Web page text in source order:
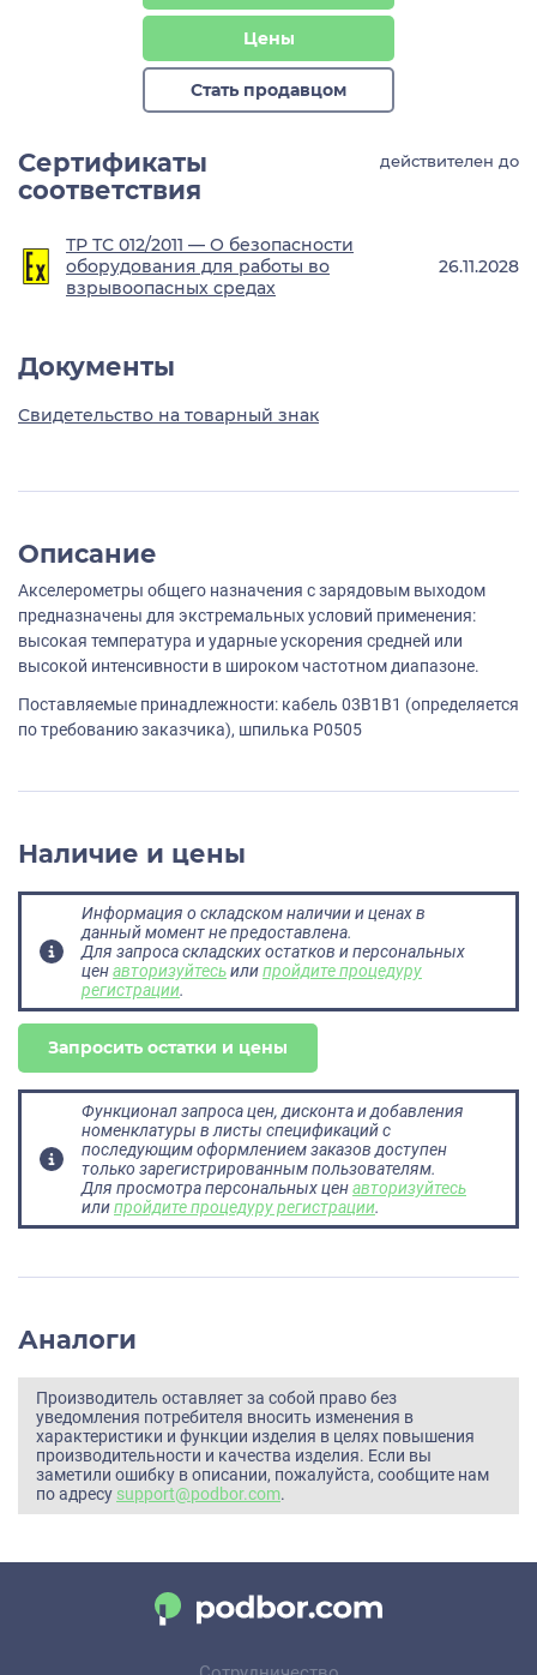
Цены
Стать продавцом
Сертификаты
соответствия
действителен до
ТР ТС 012/2011 — О безопасности
оборудования для работы во
взрывоопасных средах
26.11.2028
Документы
Свидетельство на товарный знак
Описание
Акселерометры общего назначения с зарядовым выходом
предназначены для экстремальных условий применения:
высокая температура и ударные ускорения средней или
высокой интенсивности в широком частотном диапазоне.
Поставляемые принадлежности: кабель 03B1B1 (определяется
по требованию заказчика), шпилька P0505
Наличие и цены
Информация о складском наличии и ценах в
данный момент не предоставлена.
Для запроса складских остатков и персональных
ценавторизуйтесьилипройдите процедуру
регистрации.
Запросить остатки и цены
Функционал запроса цен, дисконта и добавления
номенклатуры в листы спецификаций с
последующим оформлением заказов доступен
только зарегистрированным пользователям.
Для просмотра персональных ценавторизуйтесь
илипройдите процедуру регистрации.
Аналоги
Производитель оставляет за собой право без
уведомления потребителя вносить изменения в
характеристики и функции изделия в целях повышения
производительности и качества изделия. Если вы
заметили ошибку в описании, пожалуйста, сообщите нам
по адресу support@podbor.com.